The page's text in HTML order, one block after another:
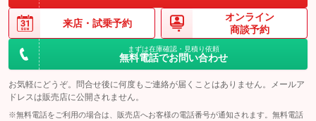
レンタカーアップ
：装備なし 展示・試乗車
：装備あり
電動格納ミラー
：装備あり
ローダウン
：装備なし ランフラットタイヤ
：装備なし
：装備あり ：装備なし
ベンチシート
：装備なし フルフラットシート
：装備なし
チップアップシート
：装備なし オットマン
：装備なし
電動格納サードシート
：装備なし シートヒーター
：装備あり
来店・ 試乗予約
オンライン
商談予約
まずは在庫確認・見積り依頼
無料電話でお問い合わせ
お気軽にどうぞ。問合せ後に何度もご連絡が届くことはありません。メールア
ドレスは販売店に公開されません。
※無料電話をご利用の場合は、販売店へお客様の電話番号が通知されます。無料電話